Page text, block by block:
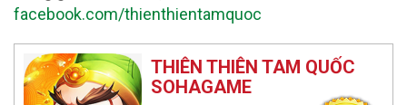
facebook.com/thienthientamquoc
THIÊN THIÊN TAM QUỐC
SOHAGAME